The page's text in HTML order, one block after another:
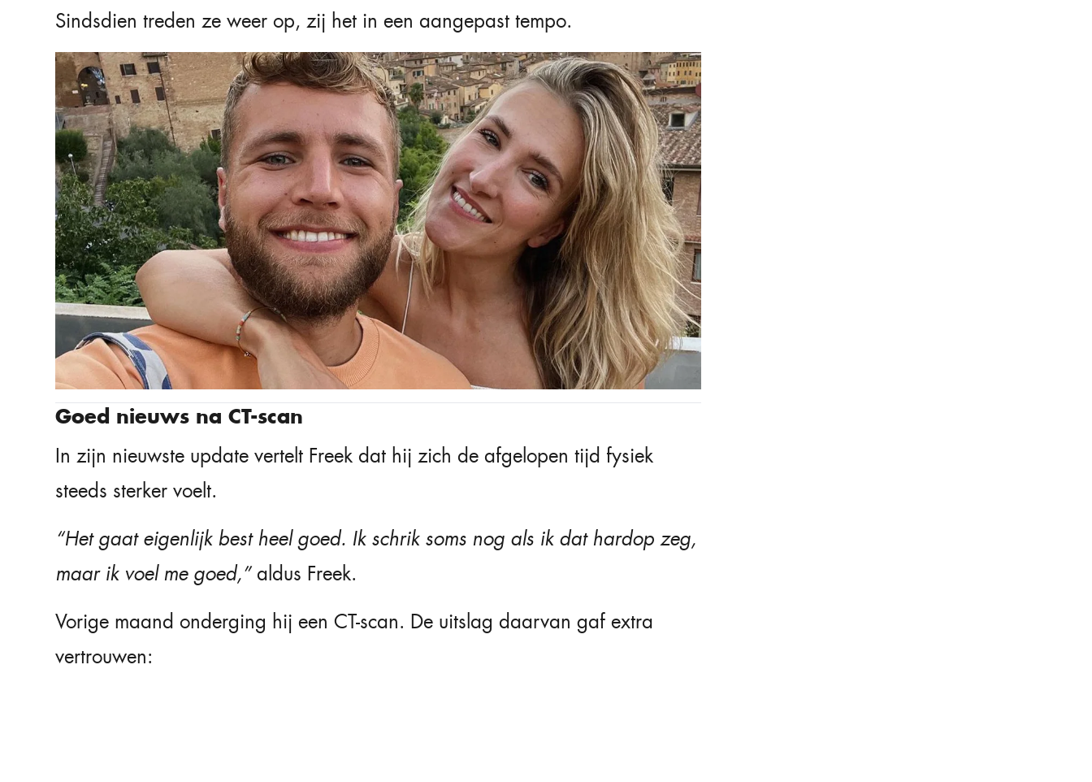
Sindsdien treden ze weer op, zij het in een aangepast tempo.
Goed nieuws na CT-scan
In zijn nieuwste update vertelt Freek dat hij zich de afgelopen tijd fysiek
steeds sterker voelt.
“Het gaat eigenlijk best heel goed. Ik schrik soms nog als ik dat hardop zeg,
maar ik voel me goed,”aldus Freek.
Vorige maand onderging hij een CT-scan. De uitslag daarvan gaf extra
vertrouwen: